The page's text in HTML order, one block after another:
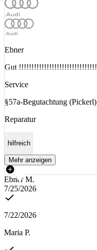
Ebner
Gut !!!!!!!!!!!!!!!!!!!!!!!!!!!!!!!
Service
§57a-Begutachtung (Pickerl)
Reparatur
hilfreich
Mehr anzeigen
Ebner M.
7/25/2026
7/22/2026
Maria P.